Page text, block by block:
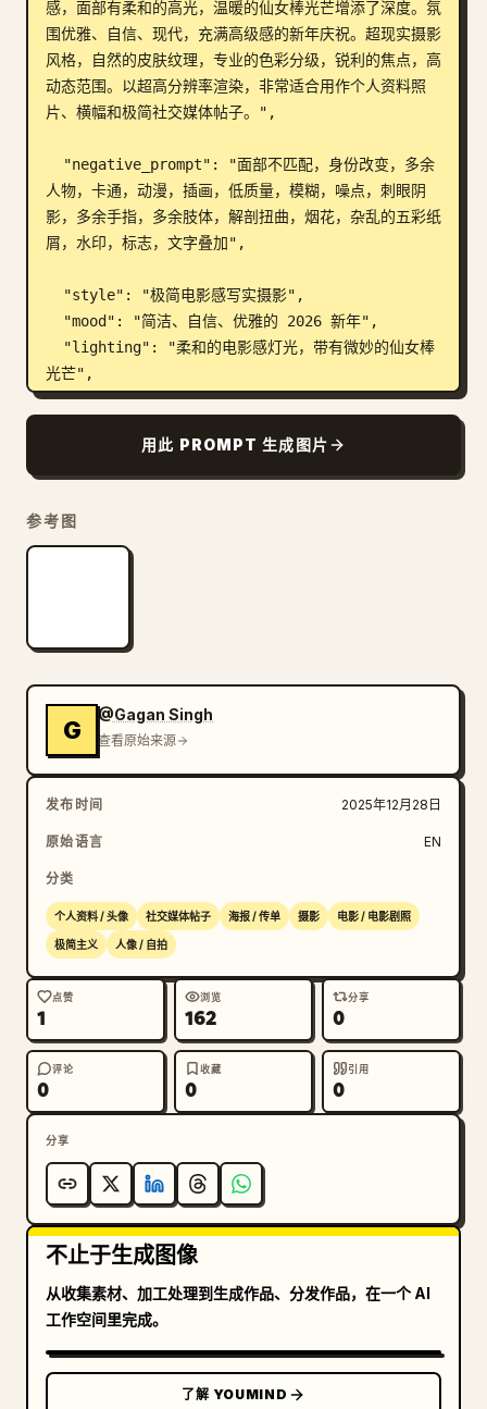
感，面部有柔和的高光，温暖的仙女棒光芒增添了深度。氛
围优雅、自信、现代，充满高级感的新年庆祝。超现实摄影
风格，自然的皮肤纹理，专业的色彩分级，锐利的焦点，高
动态范围。以超高分辨率渲染，非常适合用作个人资料照
片、横幅和极简社交媒体帖子。",
人物，卡通，动漫，插画，低质量，模糊，噪点，刺眼阴
影，多余手指，多余肢体，解剖扭曲，烟花，杂乱的五彩纸
屑，水印，标志，文字叠加",
光芒",
  "background": "深色极简背景，带有柔和散景",
  "composition": "特写或中景，面部居中对焦",
}
用此 PROMPT 生成图片
参考图
G
@Gagan Singh
查看原始来源
发布时间 2025年12月28日
原始语言 EN
分类
个人资料 / 头像 社交媒体帖子 海报 / 传单 摄影 电影 / 电影剧照
极简主义 人像 / 自拍
点赞
1
浏览
162
分享
0
评论
0
收藏
0
引用
0
分享
不止于生成图像
从收集素材、加工处理到生成作品、分发作品，在一个 AI
工作空间里完成。
了解 YOUMIND